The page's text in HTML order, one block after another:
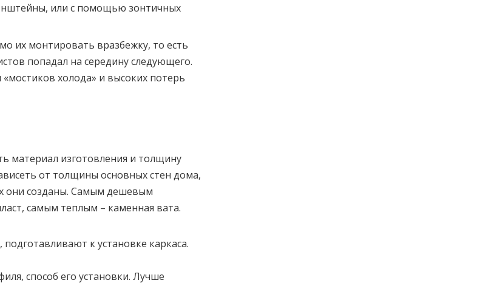
или с помощью зонтичных
их монтировать вразбежку, то есть
попадал на середину следующего.
«мостиков холода» и высоких потерь
материал изготовления и толщину
от толщины основных стен дома,
они созданы. Самым дешевым
самым теплым – каменная вата.
к установке каркаса.
способ его установки. Лучше